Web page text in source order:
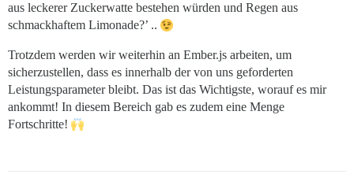
aus leckerer Zuckerwatte bestehen würden und Regen aus
schmackhaftem Limonade?’ ..
Trotzdem werden wir weiterhin an Ember.js arbeiten, um
sicherzustellen, dass es innerhalb der von uns geforderten
Leistungsparameter bleibt. Das ist das Wichtigste, worauf es mir
ankommt! In diesem Bereich gab es zudem eine Menge
Fortschritte!